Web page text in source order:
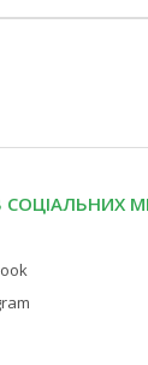
СОЦІАЛЬНИХ